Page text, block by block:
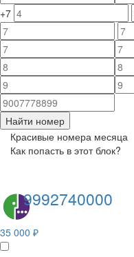
+7
Найти номер
Красивые номера месяца
Как попасть в этот блок?
9992740000
35 000 ₽